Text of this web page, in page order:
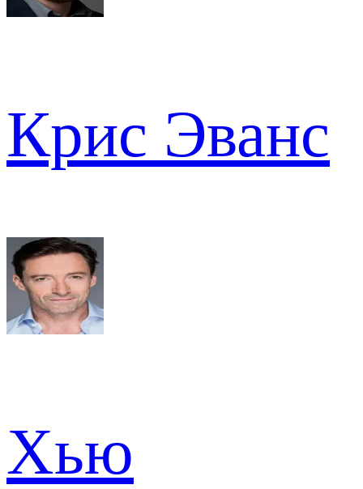
Крис Эванс
Хью